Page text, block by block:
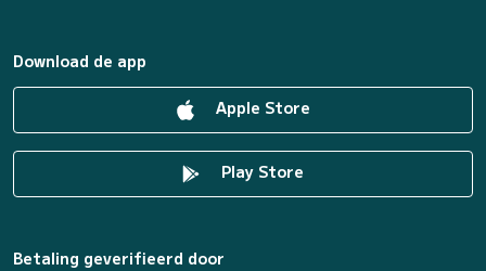
Download de app
Apple Store
Play Store
Betaling geverifieerd door